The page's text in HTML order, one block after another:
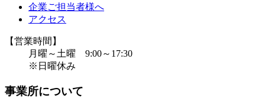
企業ご担当者様へ
アクセス
【営業時間】
月曜～土曜 9:00～17:30
※日曜休み
事業所について